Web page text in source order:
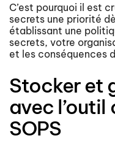
C’est pourquoi il est
secrets une priorité
établissant une
secrets, votre
et les conséquences
Stocker et
avec l’outil
SOPS